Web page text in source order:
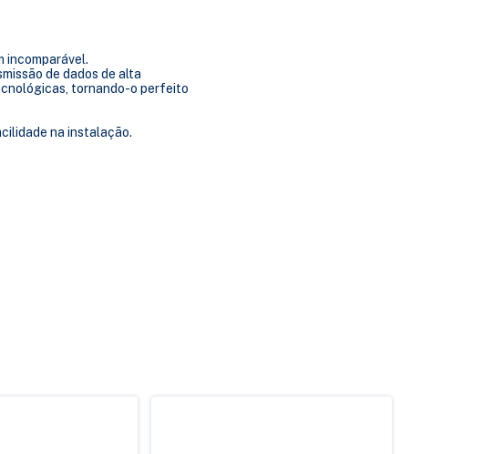
incomparável.
de dados de alta
tornando-o perfeito
na instalação.